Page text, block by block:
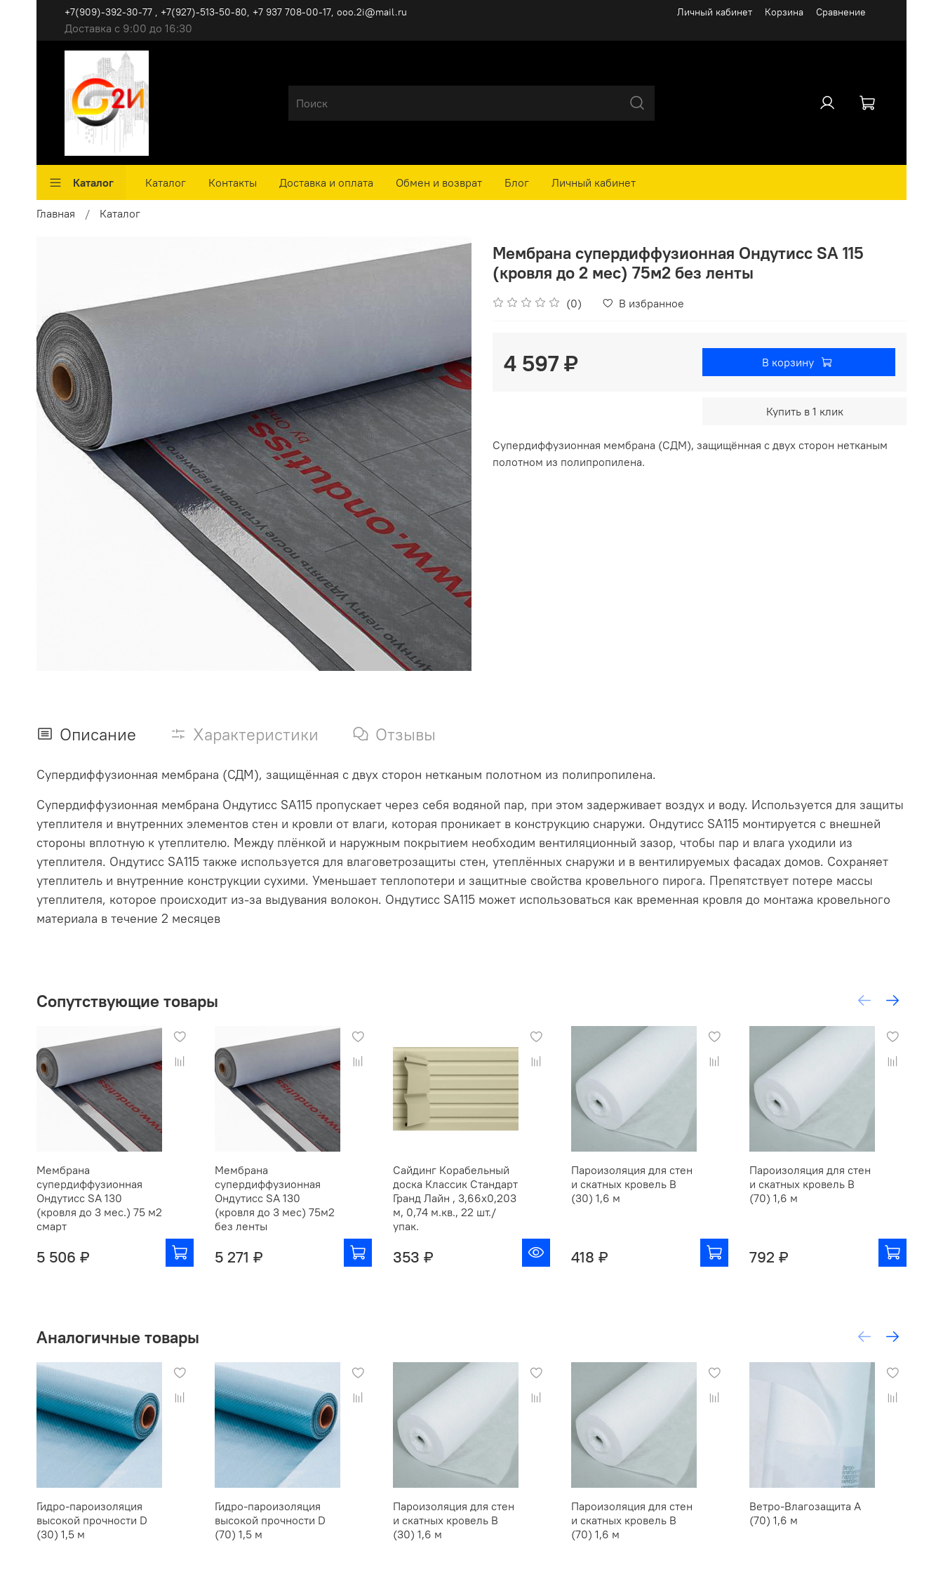
Личный кабинет Корзина Сравнение
Доставка с 9:00 до 16:30
+7(909)-392-30-77 , +7(927)-513-50-80, ‪+7 937 708-00-17, ooo.2i@mail.ru
Каталог Каталог Контакты Доставка и оплата Обмен и возврат Блог Личный кабинет
Главная Каталог
Мембрана супердиффузионная Ондутисс SA 115
(кровля до 2 мес) 75м2 без ленты
(0) В избранное
4 597 ₽ В корзину
Купить в 1 клик
Супердиффузионная мембрана (СДМ), защищённая с двух сторон нетканым
полотном из полипропилена.
Описание Характеристики Отзывы
Супердиффузионная мембрана (СДМ), защищённая с двух сторон нетканым полотном из полипропилена.
Супердиффузионная мембрана Ондутисс SA115 пропускает через себя водяной пар, при этом задерживает воздух и воду. Используется для защиты
утеплителя и внутренних элементов стен и кровли от влаги, которая проникает в конструкцию снаружи. Ондутисс SA115 монтируется с внешней
стороны вплотную к утеплителю. Между плёнкой и наружным покрытием необходим вентиляционный зазор, чтобы пар и влага уходили из
утеплителя. Ондутисс SA115 также используется для влаговетрозащиты стен, утеплённых снаружи и в вентилируемых фасадах домов. Сохраняет
утеплитель и внутренние конструкции сухими. Уменьшает теплопотери и защитные свойства кровельного пирога. Препятствует потере массы
утеплителя, которое происходит из-за выдувания волокон. Ондутисс SA115 может использоваться как временная кровля до монтажа кровельного
материала в течение 2 месяцев
Сопутствующие товары
Мембрана
супердиффузионная
Ондутисс SA 130
(кровля до 3 мес.) 75 м2
смарт
5 506 ₽
Мембрана
супердиффузионная
Ондутисс SA 130
(кровля до 3 мес) 75м2
без ленты
5 271 ₽
Сайдинг Корабельный
доска Классик Стандарт
Гранд Лайн , 3,66х0,203
м, 0,74 м.кв., 22 шт./
упак.
353 ₽
Пароизоляция для стен
и скатных кровель В
(30) 1,6 м
418 ₽
Пароизоляция для стен
и скатных кровель В
(70) 1,6 м
792 ₽
Аналогичные товары
Гидро-пароизоляция
высокой прочности D
(30) 1,5 м
Гидро-пароизоляция
высокой прочности D
(70) 1,5 м
Пароизоляция для стен
и скатных кровель В
(30) 1,6 м
Пароизоляция для стен
и скатных кровель В
(70) 1,6 м
Ветро-Влагозащита А
(70) 1,6 м